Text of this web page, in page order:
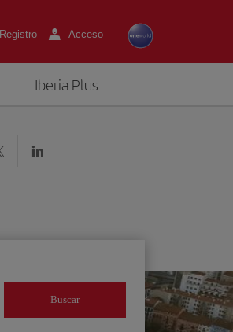
Registro Acceso
Iberia Plus
Buscar